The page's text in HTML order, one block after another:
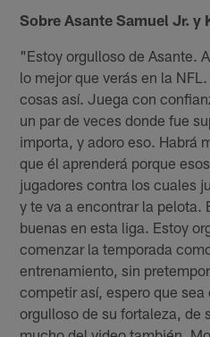
Sobre Asante Samuel Jr. y
"Estoy orgulloso de Asante.
lo mejor que verás en la
cosas así. Juega con
un par de veces donde fue
importa, y adoro eso. Habrá
que él aprenderá porque
jugadores contra los cuales
y te va a encontrar la pelota.
buenas en esta liga. Estoy
comenzar la temporada
entrenamiento, sin
competir así, espero que
orgulloso de su fortaleza, de